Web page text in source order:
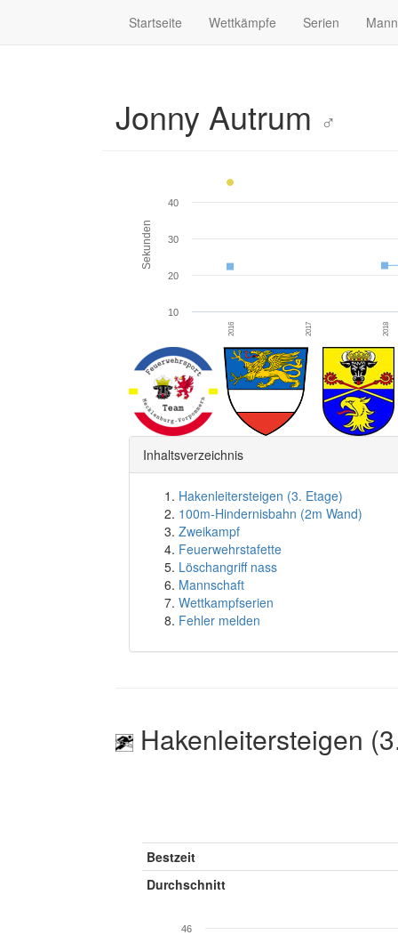
Startseite Wettkämpfe Serien
Jonny Autrum ♂
Sekunden
2016 2017 2018
10
20
30
40
Inhaltsverzeichnis
Hakenleitersteigen (3. Etage)
100m-Hindernisbahn (2m Wand)
Zweikampf
Feuerwehrstafette
Löschangriff nass
Mannschaft
Wettkampfserien
Fehler melden
Hakenleitersteigen
Bestzeit
Durchschnitt
46